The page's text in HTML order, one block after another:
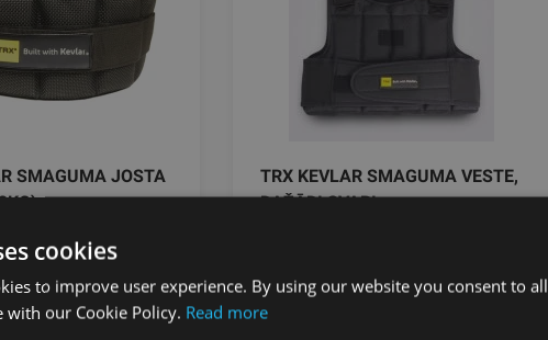
SMAGUMA JOSTA
€
TRX KEVLAR SMAGUMA VESTE,
DAŽĀDI SVARI
No 279.95€
cookies
to improve user experience. By using our website you consent to all
with our Cookie Policy. Read more